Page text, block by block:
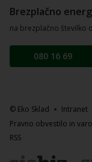
Brezplačno
na brezplačno številko
080 16 69
© Eko Sklad Intranet
Pravno obvestilo in
RSS